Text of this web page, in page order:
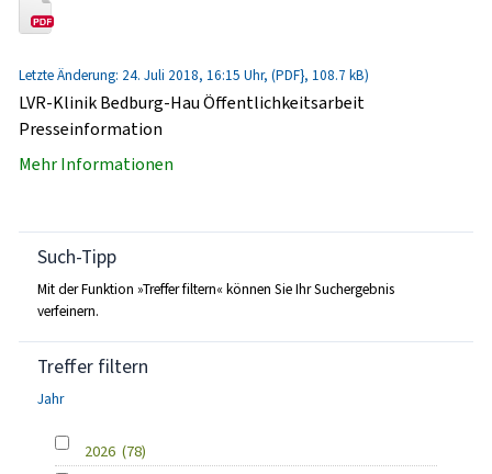
Letzte Änderung: 24. Juli 2018, 16:15 Uhr, (PDF}, 108.7 kB)
LVR-Klinik Bedburg-Hau Öffentlichkeitsarbeit
Presseinformation
Mehr Informationen
Such-Tipp
Mit der Funktion »Treffer filtern« können Sie Ihr Suchergebnis
verfeinern.
Treffer filtern
Jahr
2026 (78)